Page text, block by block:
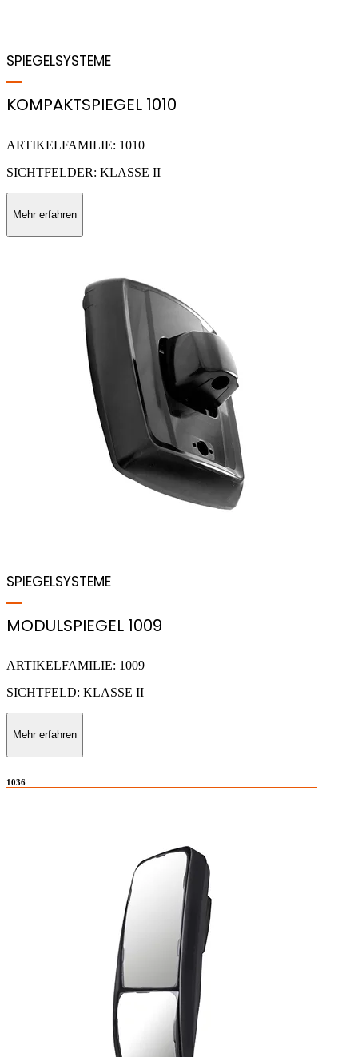
SPIEGELSYSTEME
KOMPAKTSPIEGEL 1010
ARTIKELFAMILIE: 1010
SICHTFELDER: KLASSE II
Mehr erfahren
SPIEGELSYSTEME
MODULSPIEGEL 1009
ARTIKELFAMILIE: 1009
SICHTFELD: KLASSE II
Mehr erfahren
1036